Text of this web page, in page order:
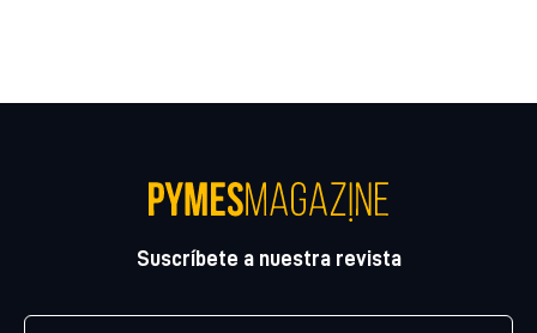
Suscríbete a nuestra revista